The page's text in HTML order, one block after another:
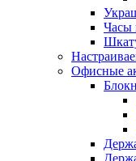
Часы
Офисные